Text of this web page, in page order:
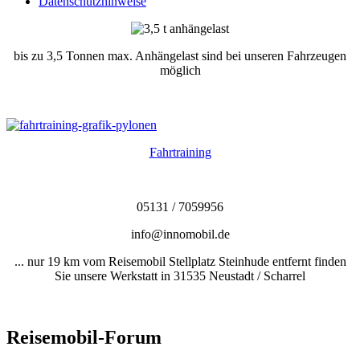
bis zu 3,5 Tonnen max. Anhängelast sind bei unseren Fahrzeugen
möglich
Fahrtraining
05131 / 7059956
info@innomobil.de
... nur 19 km vom Reisemobil Stellplatz Steinhude entfernt finden
Sie unsere Werkstatt in 31535 Neustadt / Scharrel
Reisemobil-Forum